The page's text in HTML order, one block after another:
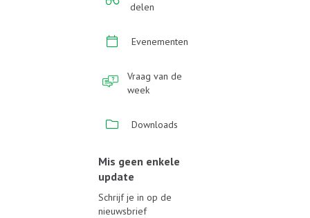
delen
Evenementen
Vraag van de
week
Downloads
Mis geen enkele
update
Schrijf je in op de
nieuwsbrief